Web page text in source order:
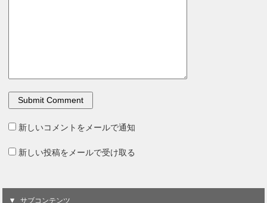
新しいコメントをメールで通知
新しい投稿をメールで受け取る
サブコンテンツ